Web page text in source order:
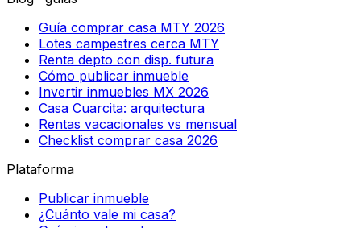
Guía comprar casa MTY 2026
Lotes campestres cerca MTY
Renta depto con disp. futura
Cómo publicar inmueble
Invertir inmuebles MX 2026
Casa Cuarcita: arquitectura
Rentas vacacionales vs mensual
Checklist comprar casa 2026
Plataforma
Publicar inmueble
¿Cuánto vale mi casa?